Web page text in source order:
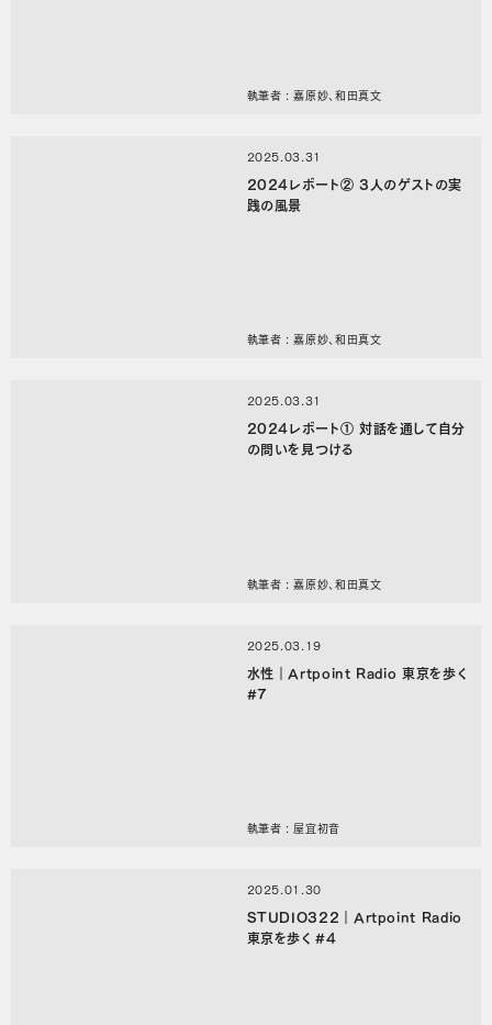
執筆者 : 嘉原妙、和田真文
2025.03.31
2024レポート② 3人のゲストの実
践の風景
執筆者 : 嘉原妙、和田真文
2025.03.31
2024レポート① 対話を通して自分
の問いを見つける
執筆者 : 嘉原妙、和田真文
2025.03.19
水性｜Artpoint Radio 東京を歩く
#7
執筆者 : 屋宜初音
2025.01.30
STUDIO322｜Artpoint Radio
東京を歩く #4